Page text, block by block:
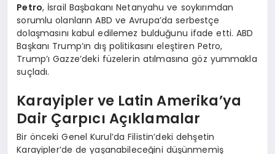
Petro, İsrail Başbakanı Netanyahu ve soykırımdan
sorumlu olanların ABD ve Avrupa’da serbestçe
dolaşmasını kabul edilemez bulduğunu ifade etti. ABD
Başkanı Trump’ın dış politikasını eleştiren Petro,
Trump’ı Gazze’deki füzelerin atılmasına göz yummakla
suçladı.
Karayipler ve Latin Amerika’ya
Dair Çarpıcı Açıklamalar
Bir önceki Genel Kurul’da Filistin’deki dehşetin
Karayipler’de de yaşanabileceğini düşünmemiş